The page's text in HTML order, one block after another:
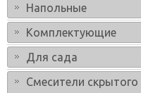
Напольные
Комплектующие
Для сада
Смесители скрытого